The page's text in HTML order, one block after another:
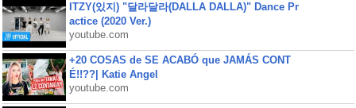
ITZY(있지) "달라달라(DALLA DALLA)" Dance Pr
actice (2020 Ver.)
youtube.com
+20 COSAS de SE ACABÓ que JAMÁS CONT
É!!??| Katie Angel
youtube.com